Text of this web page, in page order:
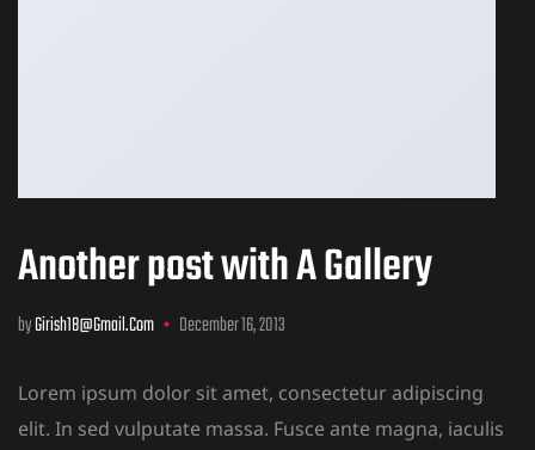
Another post with A Gallery
byGirish18@gmail.com December 16, 2013
Lorem ipsum dolor sit amet, consectetur adipiscing
elit. In sed vulputate massa. Fusce ante magna, iaculis